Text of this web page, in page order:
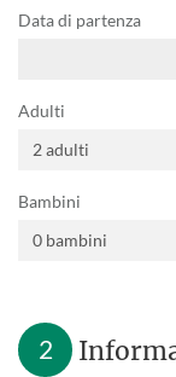
Data di partenza
Adulti
Bambini
2